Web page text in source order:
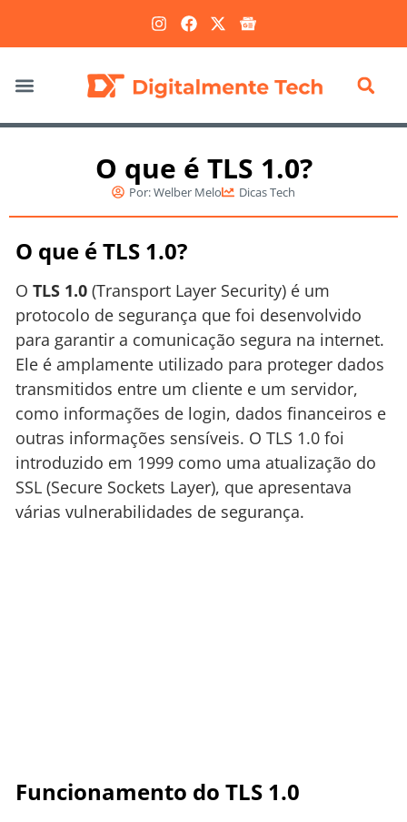
O que é TLS 1.0?
Por:Welber Melo Dicas Tech
O que é TLS 1.0?
O TLS 1.0 (Transport Layer Security) é um
protocolo de segurança que foi desenvolvido
para garantir a comunicação segura na internet.
Ele é amplamente utilizado para proteger dados
transmitidos entre um cliente e um servidor,
como informações de login, dados financeiros e
outras informações sensíveis. O TLS 1.0 foi
introduzido em 1999 como uma atualização do
SSL (Secure Sockets Layer), que apresentava
várias vulnerabilidades de segurança.
Funcionamento do TLS 1.0